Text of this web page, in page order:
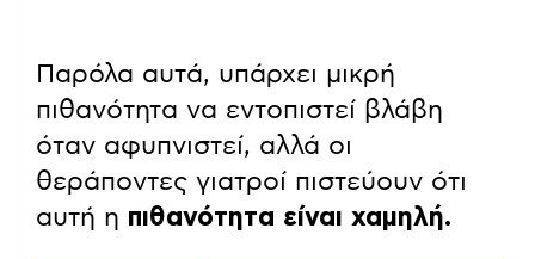
Παρόλα αυτά, υπάρχει μικρή
πιθανότητα να εντοπιστεί βλάβη
όταν αφυπνιστεί, αλλά οι
θεράποντες γιατροί πιστεύουν ότι
αυτή η πιθανότητα είναι χαμηλή.